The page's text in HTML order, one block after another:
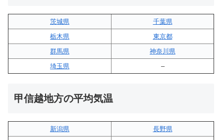
茨城県
千葉県
栃木県
東京都
群馬県
神奈川県
埼玉県
–
甲信越地方の平均気温
新潟県
長野県